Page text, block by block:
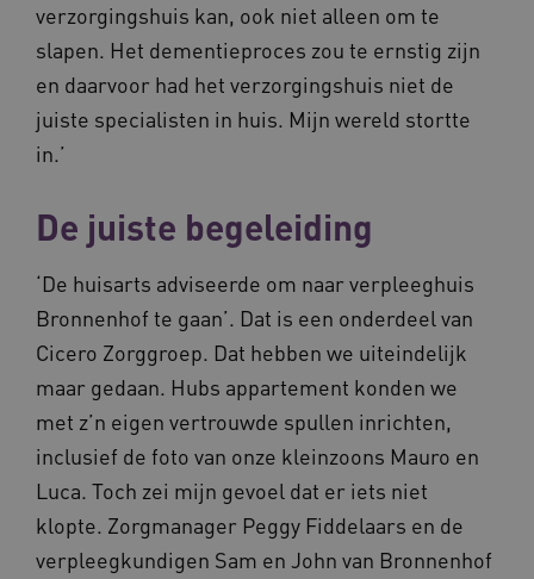
verzorgingshuis kan, ook niet alleen om te
slapen. Het dementieproces zou te ernstig zijn
en daarvoor had het verzorgingshuis niet de
juiste specialisten in huis. Mijn wereld stortte
in.’
De juiste begeleiding
‘De huisarts adviseerde om naar verpleeghuis
Bronnenhof te gaan’. Dat is een onderdeel van
Cicero Zorggroep. Dat hebben we uiteindelijk
maar gedaan. Hubs appartement konden we
met z’n eigen vertrouwde spullen inrichten,
inclusief de foto van onze kleinzoons Mauro en
Luca. Toch zei mijn gevoel dat er iets niet
klopte. Zorgmanager Peggy Fiddelaars en de
verpleegkundigen Sam en John van Bronnenhof
AWSALBCORS
Amazon.com Inc.
m906.waardigheidentrots.nl
.youtube.com
ARRAffinitySameSite
Microsoft Corporation
.waardigheidentrots.nl